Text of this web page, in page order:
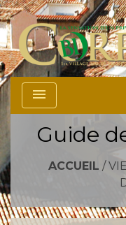
menu
Guide
ACCUEIL /